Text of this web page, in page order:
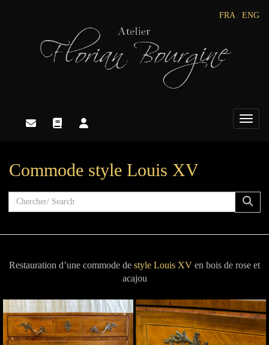
FRA/ ENG
Commode style Louis XV
Restauration d’une commode de style Louis XV en bois de rose et
acajou